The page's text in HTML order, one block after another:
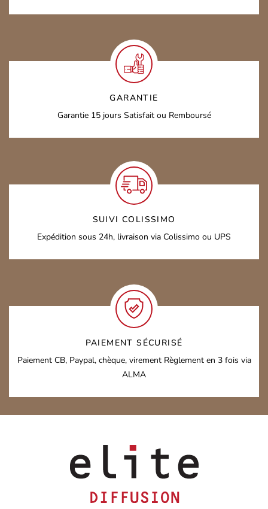
GARANTIE
Garantie 15 jours Satisfait ou Remboursé
SUIVI COLISSIMO
Expédition sous 24h, livraison via Colissimo ou UPS
PAIEMENT SÉCURISÉ
Paiement CB, Paypal, chèque, virementRèglement en 3 fois via
ALMA